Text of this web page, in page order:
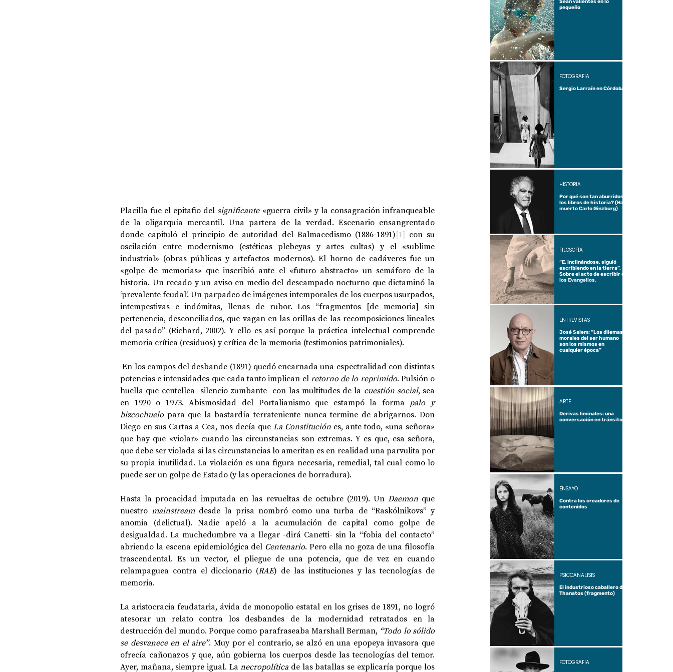
Placilla fue el epitafio del significante «guerra civil» y la consagración infranqueable
de la oligarquía mercantil. Una partera de la verdad. Escenario ensangrentado
donde capituló el principio de autoridad del Balmacedismo (1886-1891)[1] con su
oscilación entre modernismo (estéticas plebeyas y artes cultas) y el «sublime
industrial» (obras públicas y artefactos modernos). El horno de cadáveres fue un
«golpe de memorias» que inscribió ante el «futuro abstracto» un semáforo de la
historia. Un recado y un aviso en medio del descampado nocturno que dictaminó la
‘prevalente feudal’. Un parpadeo deimágenes intemporales de los cuerpos usurpados,
intempestivas e indómitas, llenas de rubor. Los “fragmentos [de memoria] sin
pertenencia, desconciliados, que vagan en las orillas de las recomposiciones lineales
del pasado” (Richard, 2002). Y ello es así porque la práctica intelectual comprende
memoria crítica (residuos) y crítica de la memoria (testimonios patrimoniales).
En los campos del desbande (1891) quedó encarnada una espectralidad con distintas
potencias e intensidades que cada tanto implican el retorno de lo reprimido. Pulsión o
huella que centellea -silencio zumbante- con las multitudes de la cuestión social, sea
en 1920 o 1973. Abismosidad del Portalianismo que estampó la forma palo y
bizcochuelo para que la bastardía terrateniente nunca termine de abrigarnos. Don
Diego en sus Cartas a Cea, nos decía que La Constitución es, ante todo, «una señora»
que hay que «violar» cuando las circunstancias son extremas. Y es que, esa señora,
que debe ser violada si las circunstancias lo ameritan es en realidad una parvulita por
su propia inutilidad. La violación es una figura necesaria, remedial, tal cual como lo
puede ser un golpe de Estado (y las operaciones de borradura).
Hasta la procacidad imputada en las revueltas de octubre (2019). Un Daemon que
nuestro mainstream desde la prisa nombró como una turba de “Raskólnikovs” y
anomia (delictual). Nadie apeló a la acumulación de capital como golpe de
desigualdad. La muchedumbre va a llegar -dirá Canetti- sin la “fobia del contacto”
abriendo la escena epidemiológica del Centenario. Pero ella no goza de una filosofía
trascendental. Es un vector, el pliegue de una potencia, que de vez en cuando
relampaguea contra el diccionario (RAE) de las instituciones y las tecnologías de
memoria.
La aristocracia feudataria, ávida de monopolio estatal en los grises de 1891, no logró
atesorar un relato contra los desbandes de la modernidad retratados en la
destrucción del mundo. Porque como parafraseaba Marshall Berman, “Todo lo sólido
se desvanece en el aire”. Muy por el contrario, se alzó en una epopeya invasora que
ofrecía cañonazos y que, aún gobierna los cuerpos desde las tecnologías del temor.
Ayer, mañana, siempre igual. La necropolítica de las batallas se explicaría porque los
Sean valientes en lo
pequeño
Sergio Larraín en Córdoba
FOTOGRAFÍA
Por qué son tan aburridos
los libros de historia? (Ha
muerto Carlo Ginzburg)
HISTORIA
“E, inclinándose, siguió
escribiendo en la tierra”.
Sobre el acto de escribir en
los Evangelios.
FILOSOFÍA
José Salem: “Los dilemas
morales del ser humano
son los mismos en
cualquier época”
ENTREVISTAS
Derivas liminales: una
conversación en tránsito
ARTE
Contra los creadores de
contenidos
ENSAYO
El industrioso caballero de
Thanatos (fragmento)
PSICOANÁLISIS
FOTOGRAFÍA